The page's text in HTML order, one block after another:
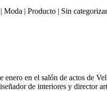
Moda | Producto | Sin categorizar
en el salón de actos de
de interiores y director